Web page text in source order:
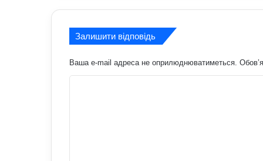
Залишити відповідь
Ваша e-mail адреса не оприлюднюватиметься.